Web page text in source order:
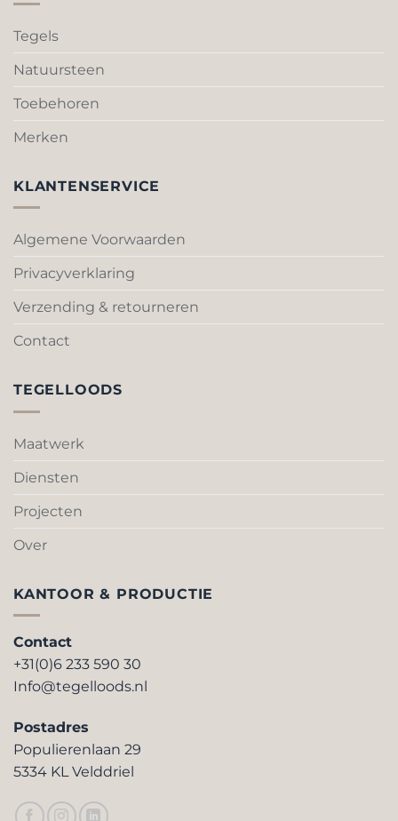
gekozen
worden
de
worden
de
Tegels
Natuursteen
Toebehoren
Merken
KLANTENSERVICE
Algemene Voorwaarden
Privacyverklaring
Verzending & retourneren
Contact
TEGELLOODS
Maatwerk
Diensten
Projecten
Over
KANTOOR & PRODUCTIE
Contact
+31(0)6 233 590 30
Info@tegelloods.nl
Postadres
Populierenlaan 29
5334 KL Velddriel